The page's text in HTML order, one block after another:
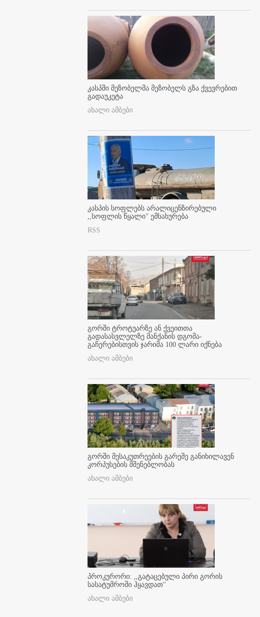
კასპში მეზობელმა მეზობელს გზა ქვევრებით
გადაუკეტა
ახალი ამბები
კასპის სოფლებს არალიცენზირებული
,,სოფლის წყალი" ემსახურება
RSS
გორში ტროტუარზე ან ქვეითთა
გადასასვლელზე მანქანის დგომა-
გაჩერებისთვის ჯარიმა 100 ლარი იქნება
ახალი ამბები
გორში მესაკუთრეების გარეშე განიხილავენ
კორპუსების მშენებლობას
ახალი ამბები
პროკურორი: ,,გატაცებული პირი გორის
სასატუმროში ჰყავდათ''
ახალი ამბები